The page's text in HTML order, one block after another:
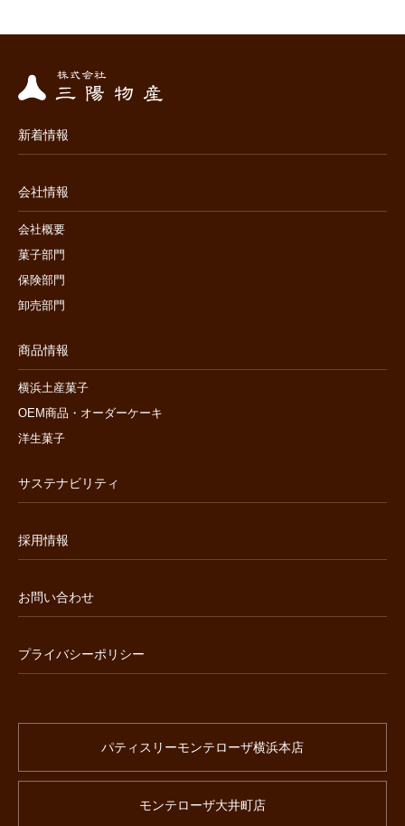
新着情報
会社情報
会社概要
菓子部門
保険部門
卸売部門
商品情報
横浜土産菓子
OEM商品・オーダーケーキ
洋生菓子
サステナビリティ
採用情報
お問い合わせ
プライバシーポリシー
パティスリーモンテローザ横浜本店
モンテローザ大井町店